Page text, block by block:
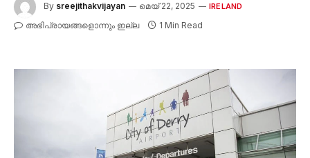
By sreejithakvijayan മെയ്‌ 22, 2025 IRELAND
അഭിപ്രായങ്ങളൊന്നും ഇല്ല 1 Min Read